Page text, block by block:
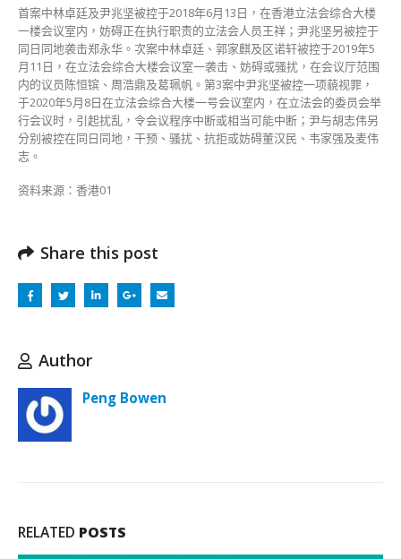
首案中林卓廷及尹兆坚被控于2018年6月13日，在香港立法会综合大楼
一楼会议室内，妨碍正在执行职责的立法会人员王祥；尹兆坚另被控于
同日同地袭击郑永华。次案中林卓廷、郭家麒及区诺轩被控于2019年5
月11日，在立法会综合大楼会议室一袭击、妨碍或骚扰，在会议厅范围
内的议员陈恒镔、周浩鼎及葛珮帆。第3案中尹兆坚被控一项藐视罪，
于2020年5月8日在立法会综合大楼一号会议室内，在立法会的委员会举
行会议时，引起扰乱，令会议程序中断或相当可能中断；尹与胡志伟另
分别被控在同日同地，干预、骚扰、抗拒或妨碍董汉民、韦家强及麦伟
志。
资料来源：香港01
Share this post
Author
Peng Bowen
RELATED POSTS